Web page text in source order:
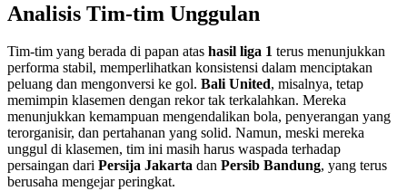
Analisis Tim-tim Unggulan
Tim-tim yang berada di papan atas hasil liga 1 terus menunjukkan
performa stabil, memperlihatkan konsistensi dalam menciptakan
peluang dan mengonversi ke gol. Bali United, misalnya, tetap
memimpin klasemen dengan rekor tak terkalahkan. Mereka
menunjukkan kemampuan mengendalikan bola, penyerangan yang
terorganisir, dan pertahanan yang solid. Namun, meski mereka
unggul di klasemen, tim ini masih harus waspada terhadap
persaingan dari Persija Jakarta dan Persib Bandung, yang terus
berusaha mengejar peringkat.